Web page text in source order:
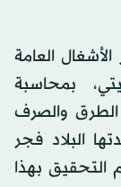
العامة
بمحاسبة
والصرف
البلاد فجر
التحقيق بهذا